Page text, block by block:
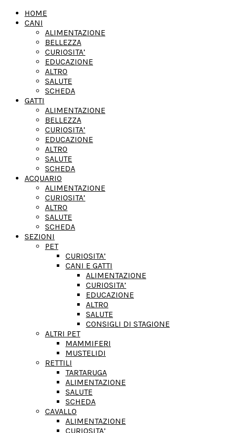
HOME
CANI
ALIMENTAZIONE
BELLEZZA
CURIOSITA’
EDUCAZIONE
ALTRO
SALUTE
SCHEDA
GATTI
ALIMENTAZIONE
BELLEZZA
CURIOSITA’
EDUCAZIONE
ALTRO
SALUTE
SCHEDA
ACQUARIO
ALIMENTAZIONE
CURIOSITA’
ALTRO
SALUTE
SCHEDA
SEZIONI
PET
CURIOSITA’
CANI E GATTI
ALIMENTAZIONE
CURIOSITA’
EDUCAZIONE
ALTRO
SALUTE
CONSIGLI DI STAGIONE
ALTRI PET
MAMMIFERI
MUSTELIDI
RETTILI
TARTARUGA
ALIMENTAZIONE
SALUTE
SCHEDA
CAVALLO
ALIMENTAZIONE
CURIOSITA’